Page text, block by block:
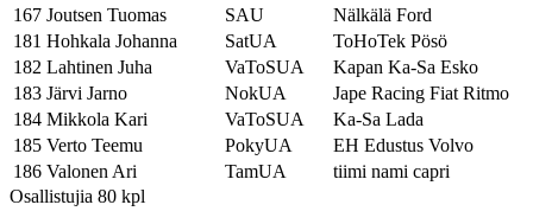
167 Joutsen Tuomas SAU
Nälkälä Ford
181 Hohkala Johanna SatUA
ToHoTek Pösö
182 Lahtinen Juha VaToSUA
Kapan Ka-Sa Esko
183 Järvi Jarno NokUA
Jape Racing Fiat Ritmo
184 Mikkola Kari VaToSUA
Ka-Sa Lada
185 Verto Teemu PokyUA
EH Edustus Volvo
186 Valonen Ari TamUA
tiimi nami capri
Osallistujia 80 kpl